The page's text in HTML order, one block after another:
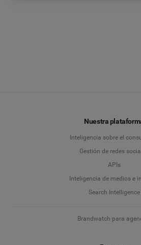
Nuestra
Inteligencia sobre el
Gestión de redes
APIs
Inteligencia de medios e
Search Intelligence
Brandwatch para